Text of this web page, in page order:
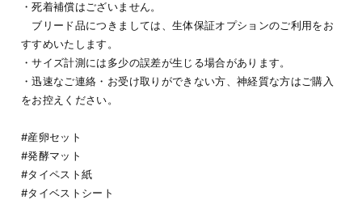
・死着補償はございません。
ブリード品につきましては、生体保証オプションのご利用をお
すすめいたします。
・サイズ計測には多少の誤差が生じる場合があります。
・迅速なご連絡・お受け取りができない方、神経質な方はご購入
をお控えください。
#産卵セット
#発酵マット
#タイペスト紙
#タイベストシート